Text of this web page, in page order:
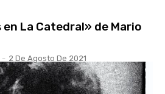
La Catedral» de Mario
- 2 De Agosto De 2021